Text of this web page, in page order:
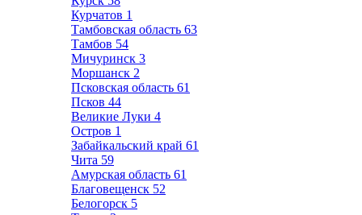
Курчатов 1
Тамбовская область 63
Тамбов 54
Мичуринск 3
Моршанск 2
Псковская область 61
Псков 44
Великие Луки 4
Остров 1
Забайкальский край 61
Чита 59
Амурская область 61
Благовещенск 52
Белогорск 5